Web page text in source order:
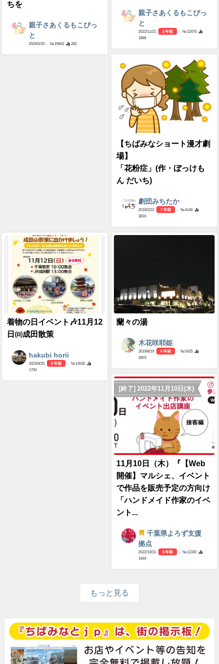
ちを
親子さあくるもこぴっ
と
2026/5/20 - №19662 282
親子さあくるもこぴっ
と
2022/11/21 3 年前
- №12470
1868
【ちばみなショート漫才劇
場】
「花粉症」(作・ぼっけも
ん だいち)
劇団みちたか
2019/2/23 7 年前
- №4146
3816
着物の日イベント🎶11月12
日㈰成田散策
hakubi horii
2023/9/25 2 年前
- №14530
1793
蘭々の湯
木花咲耶姫
2019/8/19 6 年前
- №5435
3003
[終了] 2022年11月10日(木)
11月10日（木）『【Web
開催】マルシェ、イベント
で作品を販売予定の方向け
「ハンドメイド作家のイベ
ント...
千葉県よろず支援
拠点
2022/10/31 3 年前
- №12320
1944
もっと見る